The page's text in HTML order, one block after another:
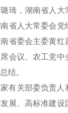
琦，湖南省人大
省人大常委会党
省委会主委黄红
会议。农工党中
结。
有关部委负责人
展、高标准建设